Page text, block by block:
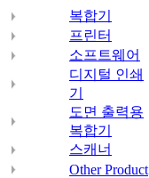
복합기
프린터
소프트웨어
디지털 인쇄
기
도면 출력용
복합기
스캐너
Other Product